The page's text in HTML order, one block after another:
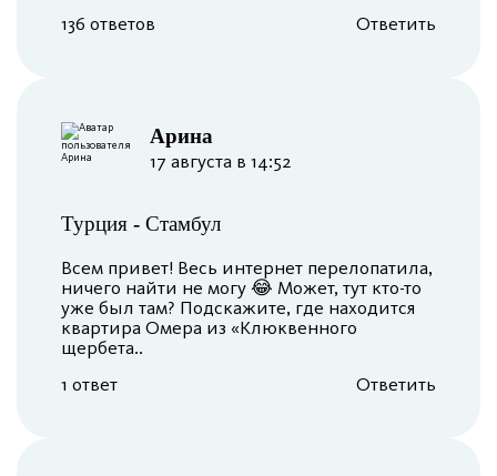
136 ответов
Ответить
Арина
17 августа в 14:52
Турция - Стамбул
Всем привет! Весь интернет перелопатила,
ничего найти не могу 😂 Может, тут кто-то
уже был там? Подскажите, где находится
квартира Омера из «Клюквенного
щербета..
1 ответ
Ответить